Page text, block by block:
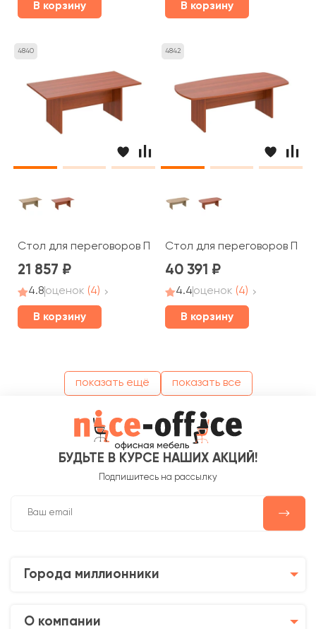
В корзину В корзину
4840
Стол для переговоров ПТ 783 Patriot
21 857
4.8оценок (4)
В корзину
4842
Стол для переговоров ПТ
40 391
4.4оценок (4)
В корзину
показать ещё показать все
БУДЬТЕ В КУРСЕ НАШИХ АКЦИЙ!
Подпишитесь на рассылку
Города миллионники
О компании